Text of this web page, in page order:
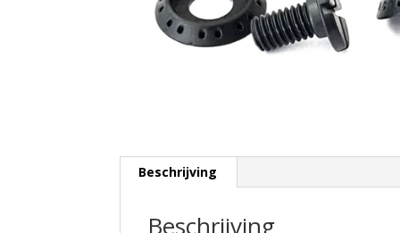
Beschrijving
Beschrijving